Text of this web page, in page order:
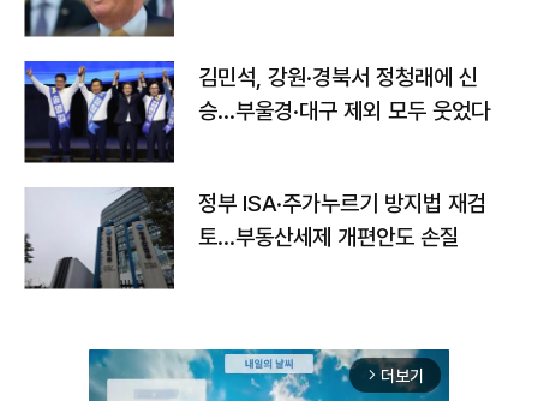
김민석, 강원·경북서 정청래에 신
승…부울경·대구 제외 모두 웃었다
정부 ISA·주가누르기 방지법 재검
토…부동산세제 개편안도 손질
arrow_forward_ios 더보기